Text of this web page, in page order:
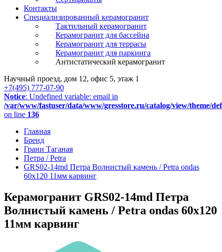
Контакты
Специализированный керамогранит
Тактильный керамогранит
Керамогранит для бассейна
Керамогранит для террасы
Керамогранит для паркинга
Антистатический керамогранит
Научный проезд, дом 12, офис 5, этаж 1
+7(495) 777-07-90
Notice: Undefined variable: email in
/var/www/fastuser/data/www/gresstore.ru/catalog/view/theme/
on line 136
Главная
Бренд
Грани Таганая
Петра / Petra
GRS02-14md Петра Волнистый камень / Petra ondas
60x120 11мм карвинг
Керамогранит GRS02-14md Петра
Волнистый камень / Petra ondas 60x120
11мм карвинг